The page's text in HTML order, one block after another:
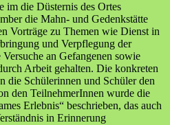
im die Düsternis des Ortes
die Mahn- und Gedenkstätte
Vorträge zu Themen wie Dienst in
und Verpflegung der
an Gefangenen sowie
Arbeit gehalten. Die konkreten
die Schülerinnen und Schüler den
den TeilnehmerInnen wurde die
Erlebnis“ beschrieben, das auch
in Erinnerung